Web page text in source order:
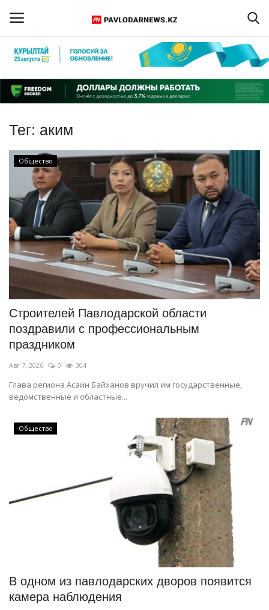
Регистрация
Главная
Обратная связь
ПАВЛОДАРСКАЯ ОБЛАСТЬ
КАЗАХСТАН
МИР
СПЕЦПРОЕКТЫ
СПОРТ
Чек-лист
РАЗВЛЕЧЕНИЯ
OFFICIAL
Тег: аким
Общество
Строителей Павлодарской области
поздравили с профессиональным
праздником
Авг 7, 2026 0 304
Глава региона Асаин Байханов вручил им государственные,
ведомственные и областные...
Общество
В одном из павлодарских дворов появится
камера наблюдения